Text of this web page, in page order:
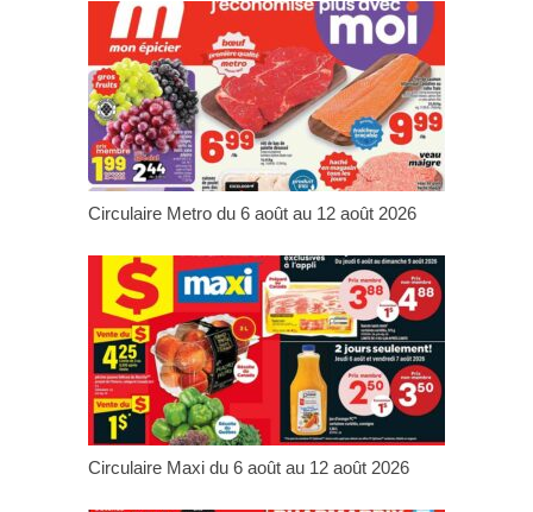
Circulaire Metro du 6 août au 12 août 2026
Circulaire Maxi du 6 août au 12 août 2026